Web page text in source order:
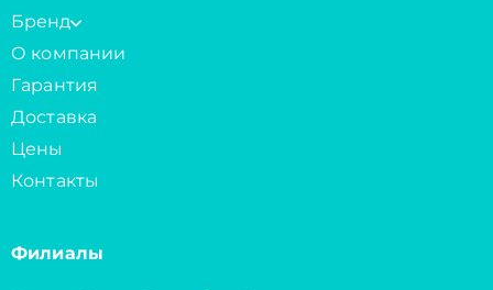
Бренд
О компании
Гарантия
Доставка
Цены
Контакты
Филиалы